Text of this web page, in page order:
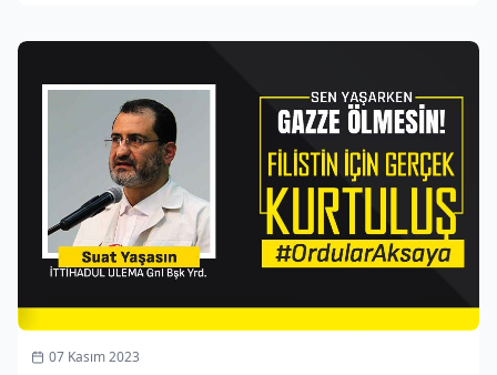
07 Kasım 2023